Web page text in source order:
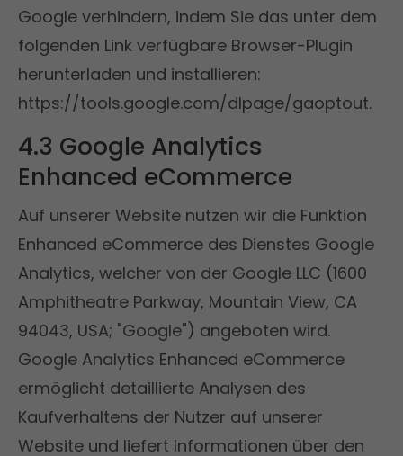
Google verhindern, indem Sie das unter dem
folgenden Link verfügbare Browser-Plugin
herunterladen und installieren:
https://tools.google.com/dlpage/gaoptout.
4.3 Google Analytics
Enhanced eCommerce
Auf unserer Website nutzen wir die Funktion
Enhanced eCommerce des Dienstes Google
Analytics, welcher von der Google LLC (1600
Amphitheatre Parkway, Mountain View, CA
94043, USA; "Google") angeboten wird.
Google Analytics Enhanced eCommerce
ermöglicht detaillierte Analysen des
Kaufverhaltens der Nutzer auf unserer
Website und liefert Informationen über den